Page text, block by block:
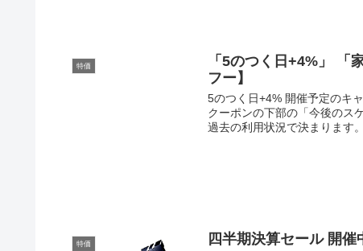
特価
「5のつく日+4%」 「
フー】
5のつく日+4% 開催予定のキ
クーポンの下部の「今後のス
過去の利用状況で決まります
特価 四半期決算セール 開催